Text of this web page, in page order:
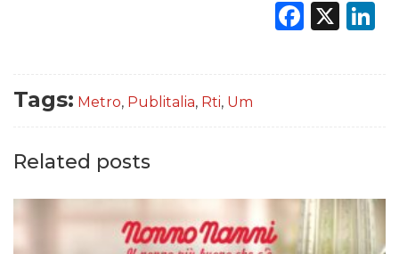
X
Tags: Metro, Publitalia, Rti, Um
Related posts